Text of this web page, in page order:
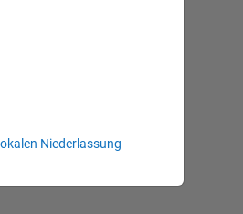
Niederlassung